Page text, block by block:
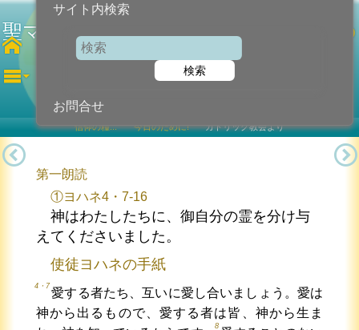
サイト内検索
検索
お問合せ
聖マルタ・聖マリア・聖ラザロ
聖人の
記念
2026年7月29日 (水曜日)
信仰の糧... 今日のために! カトリック教会より
第一朗読
①ヨハネ4・7-16
神はわたしたちに、御自分の霊を分け与
えてくださいました。
使徒ヨハネの手紙
4・7
愛する者たち、互いに愛し合いましょう。愛は
神から出るもので、愛する者は皆、神から生ま
8